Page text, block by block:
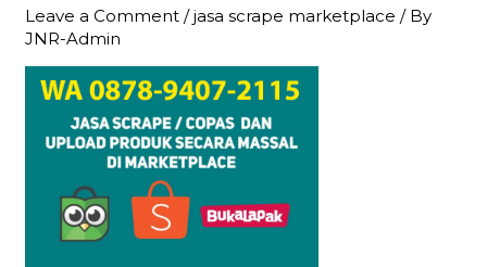
Leave a Comment /jasa scrape marketplace / By
JNR-Admin